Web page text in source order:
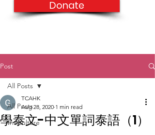
Donate
Post
All Posts
thaiculture
All Posts
學泰文-中文單詞泰語（1）
TCAHK
Aug 28, 2020 1 min read